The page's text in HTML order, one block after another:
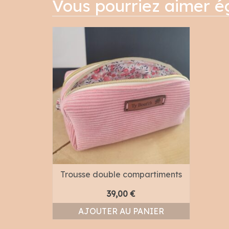
Vous pourriez aimer
Trousse double compartiments
39,00 €
AJOUTER AU PANIER